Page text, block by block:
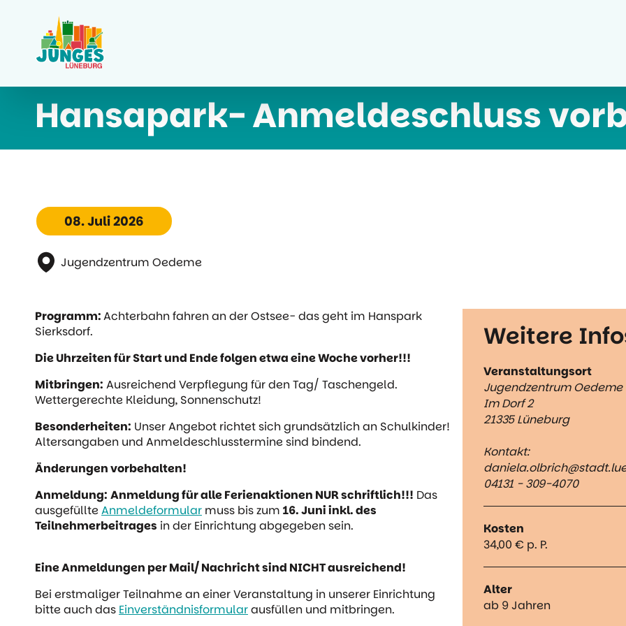
Hansapark- Anmeldeschluss
08. Juli 2026
Jugendzentrum Oedeme
Programm:Achterbahn fahren an der Ostsee- das geht im Hanspark
Sierksdorf.
Die Uhrzeiten für Start und Ende folgen etwa eine Woche vorher!!!
Mitbringen: Ausreichend Verpflegung für den Tag/ Taschengeld.
Wettergerechte Kleidung, Sonnenschutz!
Besonderheiten: Unser Angebot richtet sich grundsätzlich an Schulkinder!
Altersangaben und Anmeldeschlusstermine sind bindend.
Änderungen vorbehalten!
Anmeldung: Anmeldung für alle Ferienaktionen NUR schriftlich!!! Das
ausgefüllteAnmeldeformular muss bis zum 16. Juni inkl. des
Teilnehmerbeitrages in der Einrichtung abgegeben sein.
Eine Anmeldungen per Mail/ Nachricht sind NICHT ausreichend!
Bei erstmaliger Teilnahme an einer Veranstaltung in unserer Einrichtung
bitte auch das Einverständnisformularausfüllen und mitbringen.
Weitere
Veranstaltungsort
Jugendzentrum Oedeme
Im Dorf 2
21335 Lüneburg
Kontakt:
04131 - 309-4070
Kosten
34,00 € p. P.
Alter
ab 9 Jahren